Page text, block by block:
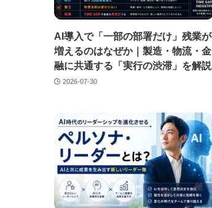
AI導入で「一部の部署だけ」残業が
増えるのはなぜか｜製造・物流・金
融に共通する「実行の渋滞」を解説
2026-07-30